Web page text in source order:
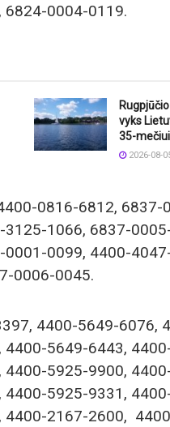
0004-0119.
vyks
35-
2026-08-
0816-6812, 6837-
1066, 6837-
0099, 4400-
0006-0045.
4400-5649-6076,
5649-6443,
5925-9900,
5925-9331,
2167-2600,